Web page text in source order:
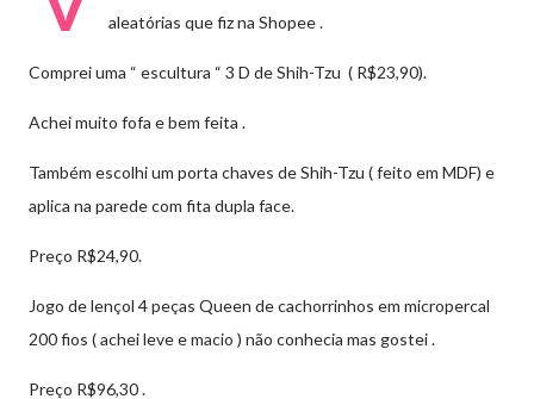
aleatórias que fiz na Shopee .
Comprei uma “ escultura “ 3 D de Shih-Tzu ( R$23,90).
Achei muito fofa e bem feita .
Também escolhi um porta chaves de Shih-Tzu ( feito em MDF) e
aplica na parede com fita dupla face.
Preço R$24,90.
Jogo de lençol 4 peças Queen de cachorrinhos em micropercal
200 fios ( achei leve e macio ) não conhecia mas gostei .
Preço R$96,30 .